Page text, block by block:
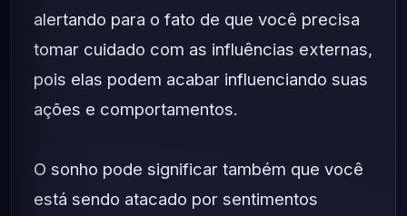
alertando para o fato de que você precisa
tomar cuidado com as influências externas,
pois elas podem acabar influenciando suas
ações e comportamentos.
O sonho pode significar também que você
está sendo atacado por sentimentos